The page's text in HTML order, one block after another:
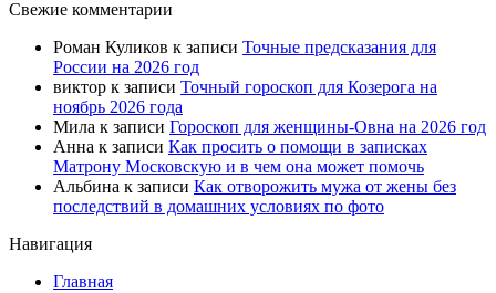
Свежие комментарии
Роман Куликов к записи Точные предсказания для
России на 2026 год
виктор к записи Точный гороскоп для Козерога на
ноябрь 2026 года
Мила к записи Гороскоп для женщины-Овна на 2026 год
Анна к записи Как просить о помощи в записках
Матрону Московскую и в чем она может помочь
Альбина к записи Как отворожить мужа от жены без
последствий в домашних условиях по фото
Навигация
Главная